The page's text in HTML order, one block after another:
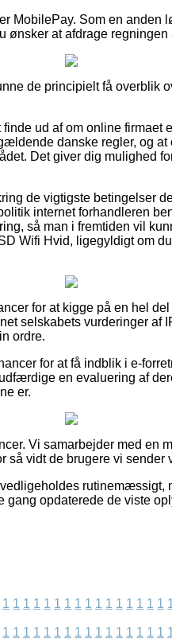
MobilePay. Som en anden
ønsker at afdrage regningen
de principielt få overblik
ud af om online firmaet
danske regler, og
Det giver dig mulighed
de vigtigste betingelser
internet forhandleren
så man i fremtiden vil
Wifi Hvid, ligegyldigt om
for at kigge på en hel
selskabets vurderinger af
ordre.
for at få indblik i e-
en evaluering af
er.
Vi samarbejder med en
så vidt de brugere vi sender
rutinemæssigt,
gang opdaterede de viste
1 1 1 1 1 1 1 1 1 1 1 1 1 1 1 1
1 1 1 1 1 1 1 1 1 1 1 1 1 1 1 1